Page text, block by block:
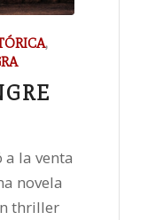
,
a la venta
novela
thriller